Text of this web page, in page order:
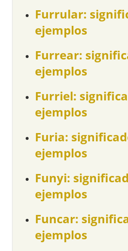
Furrular:
ejemplos
Furrear:
ejemplos
Furriel:
ejemplos
Furia:
ejemplos
Funyi:
ejemplos
Funcar:
ejemplos